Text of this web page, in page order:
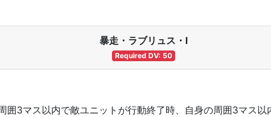
暴走・ラブリュス・Ⅰ
Required DV: 50
囲3マス以内で敵ユニットが行動終了時、自身の周囲3マス